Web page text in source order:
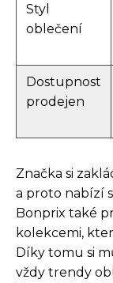
Styl
oblečení
Dostupnost
prodejen
Značka si
a proto nabízí
Bonprix také
kolekcemi,
Díky tomu si
vždy trendy